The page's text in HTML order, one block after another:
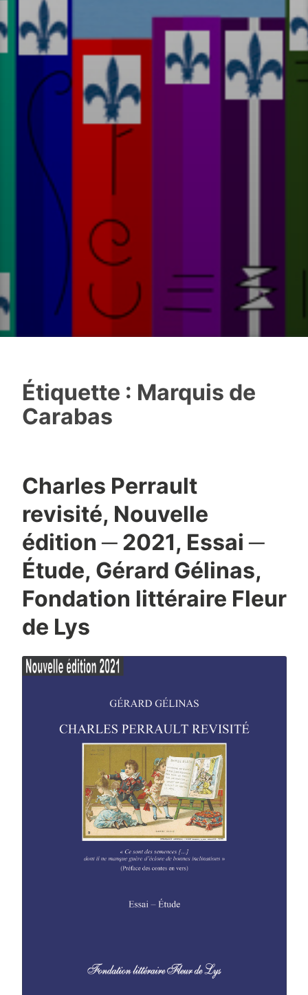
Étiquette : Marquis de
Carabas
Charles Perrault
revisité, Nouvelle
édition ─ 2021, Essai ─
Étude, Gérard Gélinas,
Fondation littéraire Fleur
de Lys